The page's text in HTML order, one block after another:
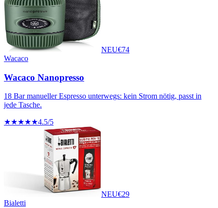
NEU€74
Wacaco
Wacaco Nanopresso
18 Bar manueller Espresso unterwegs: kein Strom nötig, passt in
jede Tasche.
★★★★★4.5/5
NEU€29
Bialetti